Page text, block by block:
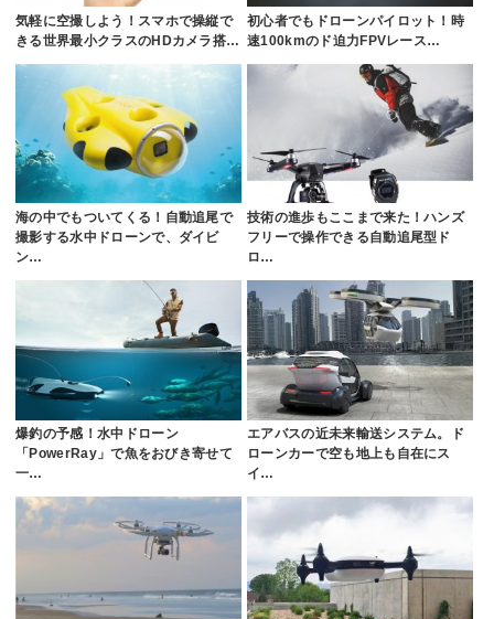
気軽に空撮しよう！スマホで操縦で
きる世界最小クラスのHDカメラ搭…
初心者でもドローンパイロット！時
速100kmのド迫力FPVレース…
海の中でもついてくる！自動追尾で
撮影する水中ドローンで、ダイビ
ン…
技術の進歩もここまで来た！ハンズ
フリーで操作できる自動追尾型ド
ロ…
爆釣の予感！水中ドローン
「PowerRay」で魚をおびき寄せて
一…
エアバスの近未来輸送システム。ド
ローンカーで空も地上も自在にス
イ…